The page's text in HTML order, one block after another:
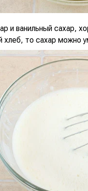
и ванильный сахар,
хлеб, то сахар можно